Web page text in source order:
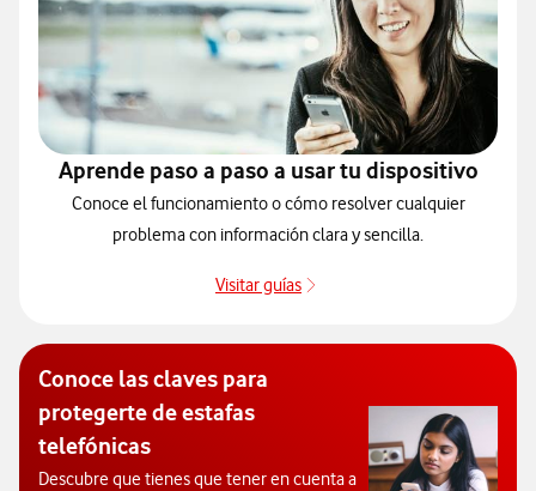
Aprende paso a paso a usar tu dispositivo
Conoce el funcionamiento o cómo resolver cualquier
problema con información clara y sencilla.
Visitar guías
Conoce las claves para
protegerte de estafas
telefónicas
Descubre que tienes que tener en cuenta a